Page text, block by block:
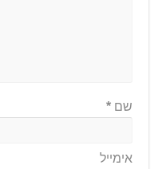
שם*
אימייל